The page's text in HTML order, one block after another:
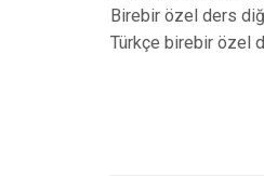
Birebir özel ders
Türkçe birebir özel